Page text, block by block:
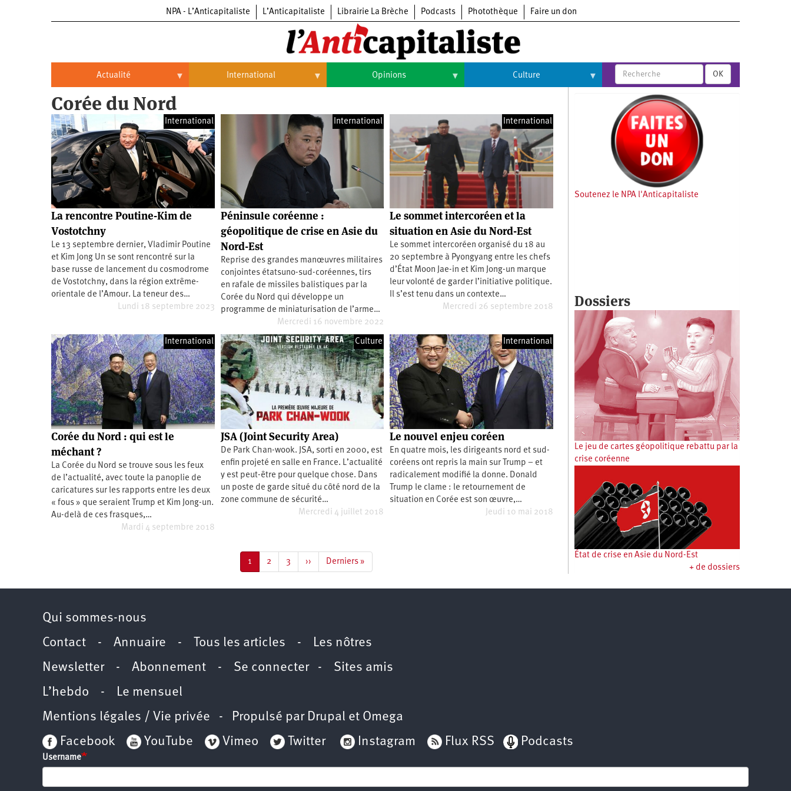
NPA - L’Anticapitaliste L’Anticapitaliste Librairie La Brèche Podcasts Photothèque Faire un don
Actualité
Actualité
Politique
Entreprises
Entreprises
Automobile
Commerce
Hôpitaux
SNCF
Oppressions
Oppressions
Féminisme
LGBTI
Économie
Éducation
Santé
Vidéos
département
International
Brésil
Chine
États-
Continents
Continents
Afrique
Amérique
Amérique
latine
Europe
Moyen-
Orient
Océanie
Opinions
Histoire
Culture
Arts
Cinéma
Expositions
Livres
OK
Corée du Nord
International
La rencontre Poutine-Kim de
Vostotchny
Le 13 septembre dernier, Vladimir Poutine
et Kim Jong Un se sont rencontré sur la
base russe de lancement du cosmodrome
de Vostotchny, dans la région extrême-
orientale de l’Amour. La teneur des…
Lundi 18 septembre 2023
International
Péninsule coréenne :
géopolitique de crise en Asie du
Nord-Est
Reprise des grandes manœuvres militaires
conjointes étatsuno-sud-coréennes, tirs
en rafale de missiles balistiques par la
Corée du Nord qui développe un
programme de miniaturisation de l’arme…
Mercredi 16 novembre 2022
International
Le sommet intercoréen et la
situation en Asie du Nord-Est
Le sommet intercoréen organisé du 18 au
20 septembre à Pyongyang entre les chefs
d’État Moon Jae-in et Kim Jong-un marque
leur volonté de garder l’initiative politique.
Il s’est tenu dans un contexte…
Mercredi 26 septembre 2018
International
Corée du Nord : qui est le
méchant ?
La Corée du Nord se trouve sous les feux
de l’actualité, avec toute la panoplie de
caricatures sur les rapports entre les deux
« fous » que seraient Trump et Kim Jong-un.
Au-delà de ces frasques,…
Mardi 4 septembre 2018
Culture
JSA (Joint Security Area)
De Park Chan-wook. JSA, sorti en 2000, est
enfin projeté en salle en France. L’actualité
y est peut-être pour quelque chose. Dans
un poste de garde situé du côté nord de la
zone commune de sécurité…
Mercredi 4 juillet 2018
International
Le nouvel enjeu coréen
En quatre mois, les dirigeants nord et sud-
coréens ont repris la main sur Trump – et
radicalement modifié la donne. Donald
Trump le clame : le retournement de
situation en Corée est son œuvre,…
Jeudi 10 mai 2018
Page
courante
1 Page
2 Page
3
Page
suivante
››
Dernière
page
Derniers »
Soutenez le NPA l'Anticapitaliste
Dossiers
Le jeu de cartes géopolitique rebattu par la
crise coréenne
État de crise en Asie du Nord-Est
+ de dossiers
Qui sommes-nous
Contact - Annuaire - Tous les articles - Les nôtres
Newsletter- Abonnement - Se connecter- Sites amis
L’hebdo - Le mensuel
Mentions légales / Vie privée - Propulsé par Drupal et Omega
Facebook
YouTube Vimeo Twitter Instagram Flux RSS Podcasts
Username